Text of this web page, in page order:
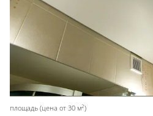
площадь (цена от 30 м2)